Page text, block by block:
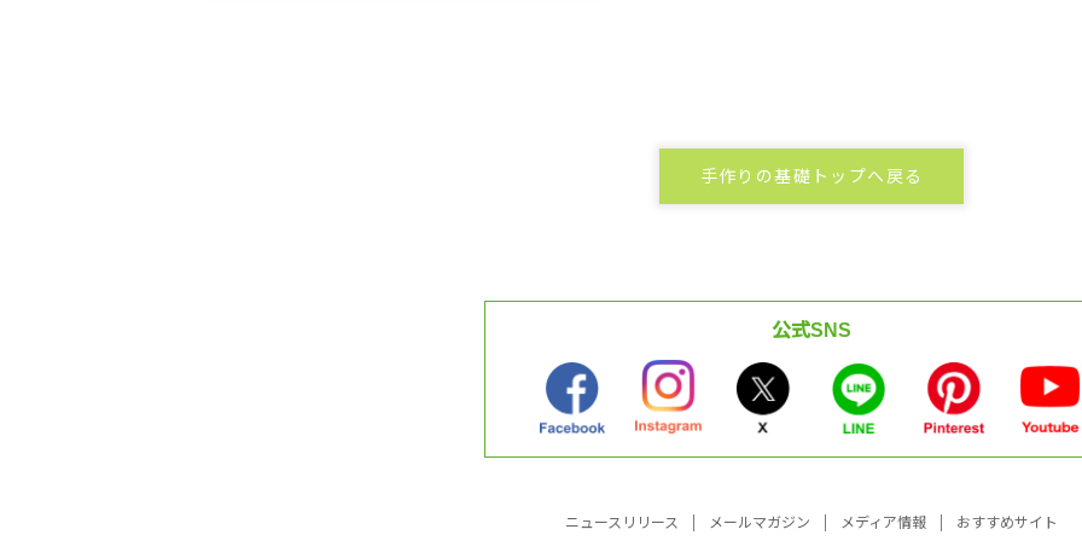
手作りの基礎トップへ戻る
公式SNS
ニュースリリース メールマガジン メディア情報 おすすめサイト